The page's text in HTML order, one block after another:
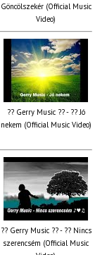
Göncölszekér (Official Music
Video)
?? Gerry Music ?? - ?? Jó
nekem (Official Music Video)
?? Gerry Music ?? - ?? Nincs
szerencsém (Official Music